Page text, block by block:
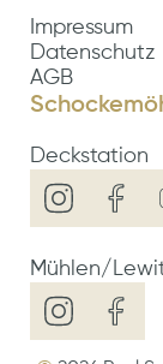
Impressum
Datenschutz
AGB
Deckstation
Mühlen/